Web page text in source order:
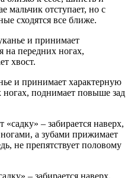
мальчик отступает, но с
сходятся все ближе.
и принимает
на передних ногах,
хвост.
и принимает характерную
ногах, поднимает повыше зад
– забирается наверх,
а зубами прижимает
не препятствует половому
– забирается наверх,